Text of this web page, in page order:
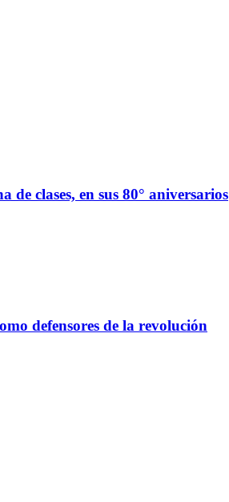
clases, en sus 80° aniversarios
defensores de la revolución